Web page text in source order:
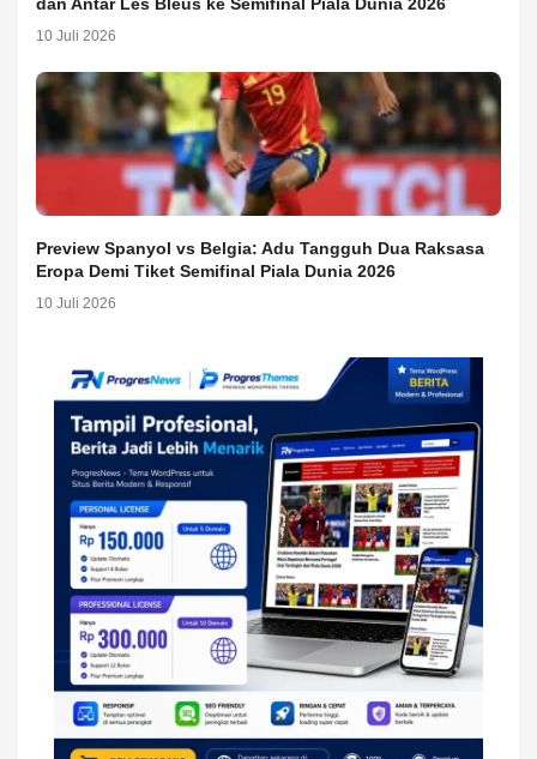
dan Antar Les Bleus ke Semifinal Piala Dunia 2026
10 Juli 2026
Preview Spanyol vs Belgia: Adu Tangguh Dua Raksasa
Eropa Demi Tiket Semifinal Piala Dunia 2026
10 Juli 2026